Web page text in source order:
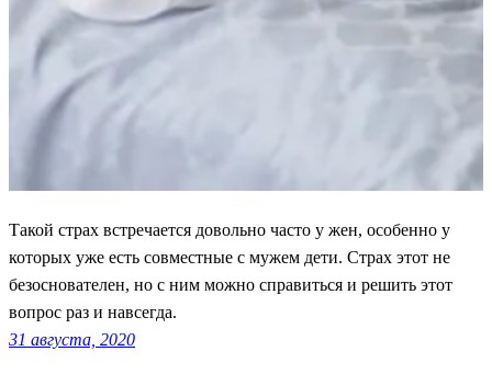
Такой страх встречается довольно часто у жен, особенно у
которых уже есть совместные с мужем дети. Страх этот не
безоснователен, но с ним можно справиться и решить этот
вопрос раз и навсегда.
31 августа, 2020